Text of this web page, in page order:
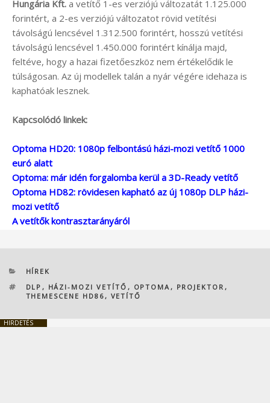
Hungária Kft. a vetítő 1-es verziójú változatát 1.125.000
forintért, a 2-es verziójú változatot rövid vetítési
távolságú lencsével 1.312.500 forintért, hosszú vetítési
távolságú lencsével 1.450.000 forintért kínálja majd,
feltéve, hogy a hazai fizetőeszköz nem értékelődik le
túlságosan. Az új modellek talán a nyár végére idehaza is
kaphatóak lesznek.
Kapcsolódó linkek:
Optoma HD20: 1080p felbontású házi-mozi vetítő 1000
euró alatt
Optoma: már idén forgalomba kerül a 3D-Ready vetítő
Optoma HD82: rövidesen kapható az új 1080p DLP házi-
mozi vetítő
A vetítők kontrasztarányáról
KATEGÓRIÁK
HÍREK
CÍMKÉK
DLP , HÁZI-MOZI VETÍTŐ , OPTOMA, PROJEKTOR ,
THEMESCENE HD86, VETÍTŐ
HIRDETÉS